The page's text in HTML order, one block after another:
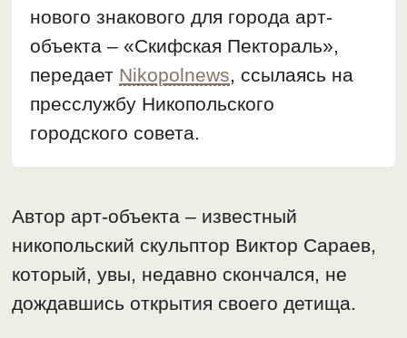
нового знакового для города арт-
объекта – «Скифская Пектораль»,
передает Nikopolnews, ссылаясь на
пресслужбу Никопольского
городского совета.
Автор арт-объекта – известный
никопольский скульптор Виктор Сараев,
который, увы, недавно скончался, не
дождавшись открытия своего детища.